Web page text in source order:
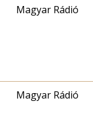
Magyar Rádió
Magyar Rádió